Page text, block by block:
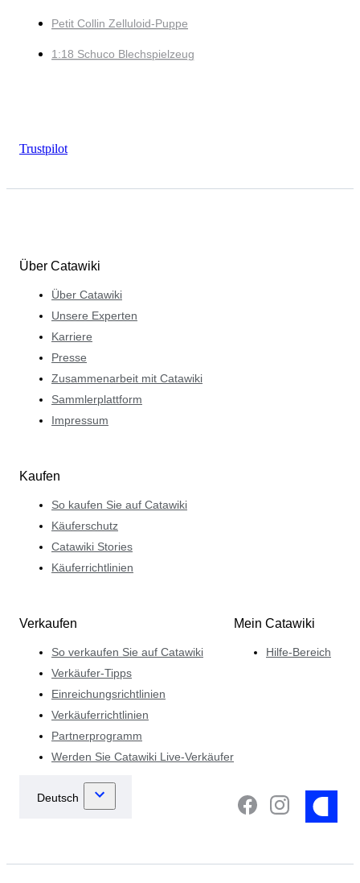
Petit Collin Zelluloid-Puppe
1:18 Schuco Blechspielzeug
Trustpilot
Über Catawiki
Über Catawiki
Unsere Experten
Karriere
Presse
Zusammenarbeit mit Catawiki
Sammlerplattform
Impressum
Kaufen
So kaufen Sie auf Catawiki
Käuferschutz
Catawiki Stories
Käuferrichtlinien
Verkaufen
So verkaufen Sie auf Catawiki
Verkäufer-Tipps
Einreichungsrichtlinien
Verkäuferrichtlinien
Partnerprogramm
Werden Sie Catawiki Live-Verkäufer
Mein Catawiki
Hilfe-Bereich